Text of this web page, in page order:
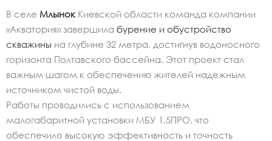
В селе Млынок Киевской области команда компании
«Акватория» завершила бурение и обустройство
скважины на глубине 32 метра, достигнув водоносного
горизонта Полтавского бассейна. Этот проект стал
важным шагом к обеспечению жителей надежным
источником чистой воды.
Работы проводились с использованием
малогабаритной установки МБУ 1,5ПРО, что
обеспечило высокую эффективность и точность